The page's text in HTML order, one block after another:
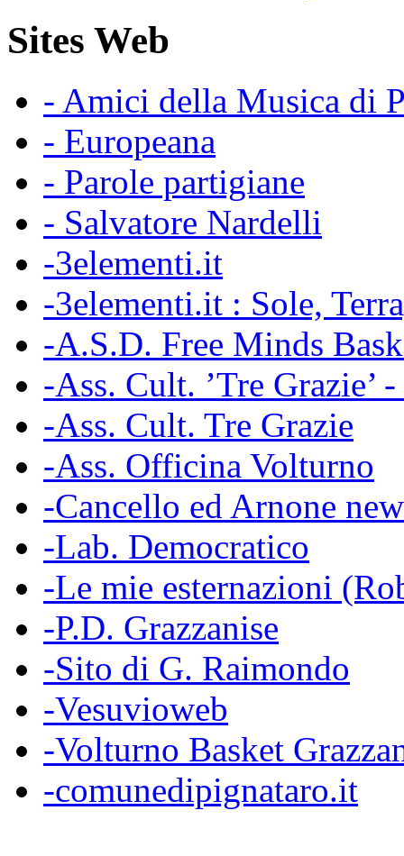
Sites Web
- Amici della Musica di
- Europeana
- Parole partigiane
- Salvatore Nardelli
-3elementi.it
-3elementi.it : Sole,
-A.S.D. Free Minds
-Ass. Cult. ’Tre Grazie’
-Ass. Cult. Tre Grazie
-Ass. Officina Volturno
-Cancello ed Arnone
-Lab. Democratico
-Le mie esternazioni
-P.D. Grazzanise
-Sito di G. Raimondo
-Vesuvioweb
-Volturno Basket
-comunedipignataro.it